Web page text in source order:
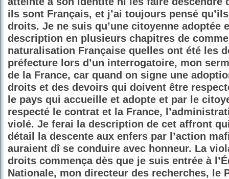
ils sont Français, et j’ai toujours pensé
droits. Je ne suis qu’une citoyenne adoptée
description en plusieurs chapitres de
naturalisation Française quelles ont été les
préfecture lors d’un interrogatoire, mon
de la France, car quand on signe une
droits et des devoirs qui doivent être
le pays qui accueille et adopte et par le
respecté le contrat et la France,
violé. Je ferai la description de cet affront
détail la descente aux enfers par l’action
auraient dî se conduire avec honneur. La
droits commença dès que je suis entrée à
Nationale, mon directeur des recherches, le